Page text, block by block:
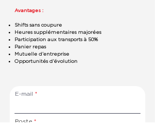
Avantages :
Shifts sans coupure
Heures supplémentaires majorées
Participation aux transports à 50%
Panier repas
Mutuelle d’entreprise
Opportunités d’évolution
E-mail
Poste